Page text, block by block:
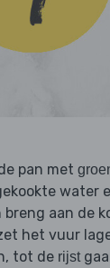
pan met
water
breng aan de
het vuur
tot de rijst